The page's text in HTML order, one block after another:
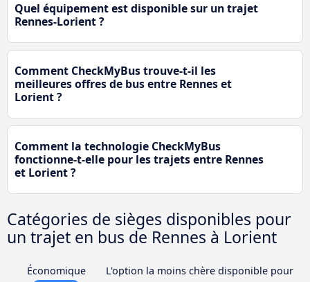
Quel équipement est disponible sur un trajet
Rennes-Lorient ?
Comment CheckMyBus trouve-t-il les
meilleures offres de bus entre Rennes et
Lorient ?
Comment la technologie CheckMyBus
fonctionne-t-elle pour les trajets entre Rennes
et Lorient ?
Catégories de sièges disponibles pour
un trajet en bus de Rennes à Lorient
Économique
L'option la moins chère disponible pour